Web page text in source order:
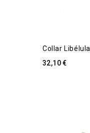
Collar Libélula
32,10 €